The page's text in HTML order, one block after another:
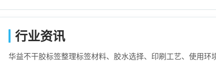
行业资讯
华益不干胶标签整理标签材料、胶水选择、印刷工艺、使用